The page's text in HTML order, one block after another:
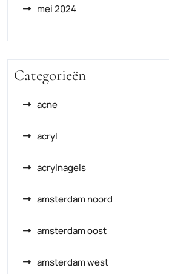
mei 2024
Categorieën
acne
acryl
acrylnagels
amsterdam noord
amsterdam oost
amsterdam west